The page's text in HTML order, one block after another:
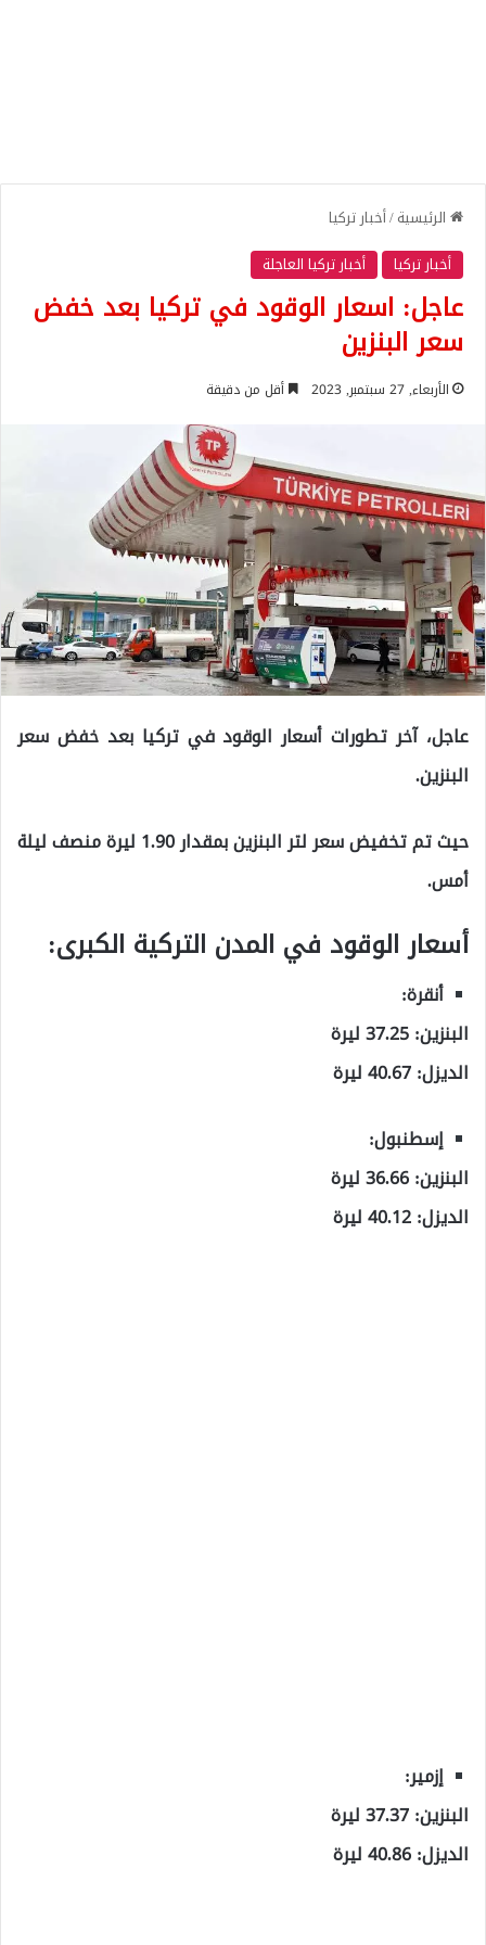
الرئيسية/أخبار تركيا
أخبار تركيا
أخبار تركيا العاجلة
عاجل: اسعار الوقود في تركيا بعد خفض
سعر البنزين
الأربعاء, 27 سبتمبر, 2023 أقل من دقيقة
عاجل، آخر تطورات أسعار الوقود في تركيا بعد خفض سعر
البنزين.
حيث تم تخفيض سعر لتر البنزين بمقدار 1.90 ليرة منصف ليلة
أمس.
أسعار الوقود في المدن التركية الكبرى:
أنقرة:
البنزين: 37.25 ليرة
الديزل: 40.67 ليرة
إسطنبول:
البنزين: 36.66 ليرة
الديزل: 40.12 ليرة
إزمير:
البنزين: 37.37 ليرة
الديزل: 40.86 ليرة